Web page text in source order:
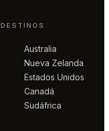
DESTINOS
Australia
Nueva Zelanda
Estados Unidos
Canadá
Sudáfrica